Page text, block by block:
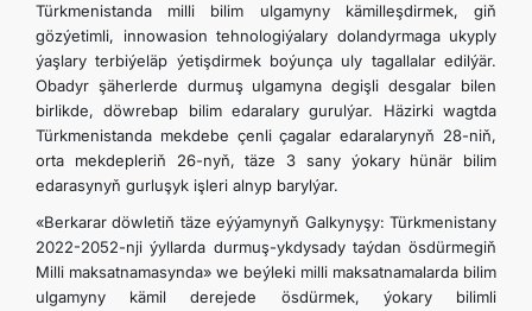
TÜRKMENISTAN
KONSULLYK HYZMATLARY
WIZA
ARAGATNAŞYK
Türkmenistanda milli bilim ulgamyny kämilleşdirmek, giň
gözýetimli, innowasion tehnologiýalary dolandyrmaga ukyply
ýaşlary terbiýeläp ýetişdirmek boýunça uly tagallalar edilýär.
Obadyr şäherlerde durmuş ulgamyna degişli desgalar bilen
birlikde, döwrebap bilim edaralary gurulýar. Häzirki wagtda
Türkmenistanda mekdebe çenli çagalar edaralarynyň 28-niň,
orta mekdepleriň 26-nyň, täze 3 sany ýokary hünär bilim
edarasynyň gurluşyk işleri alnyp barylýar.
«Berkarar döwletiň täze eýýamynyň Galkynyşy: Türkmenistany
2022-2052-nji ýyllarda durmuş-ykdysady taýdan ösdürmegiň
Milli maksatnamasynda» we beýleki milli maksatnamalarda bilim
ulgamyny kämil derejede ösdürmek, ýokary bilimli